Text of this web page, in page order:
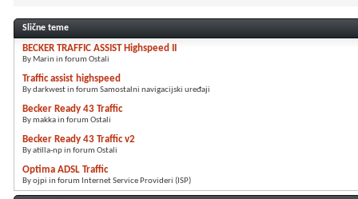
Slične teme
BECKER TRAFFIC ASSIST Highspeed II
By Marin in forum Ostali
Traffic assist highspeed
By darkwest in forum Samostalni navigacijski uređaji
Becker Ready 43 Traffic
By makka in forum Ostali
Becker Ready 43 Traffic v2
By atilla-np in forum Ostali
Optima ADSL Traffic
By ojpi in forum Internet Service Provideri (ISP)